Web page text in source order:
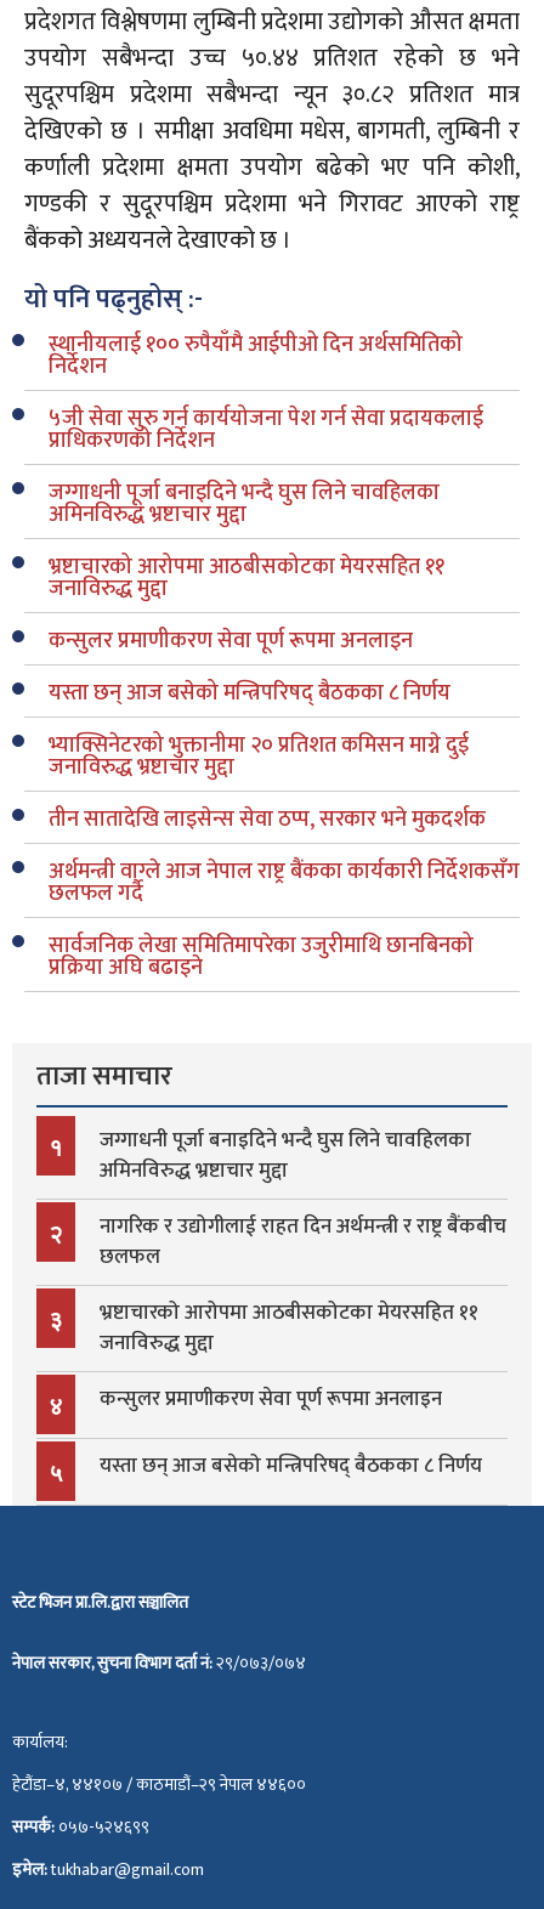
प्रदेशगत विश्लेषणमा लुम्बिनी प्रदेशमा उद्योगको औसत क्षमता
उपयोग सबैभन्दा उच्च ५०.४४ प्रतिशत रहेको छ भने
सुदूरपश्चिम प्रदेशमा सबैभन्दा न्यून ३०.८२ प्रतिशत मात्र
देखिएको छ । समीक्षा अवधिमा मधेस, बागमती, लुम्बिनी र
कर्णाली प्रदेशमा क्षमता उपयोग बढेको भए पनि कोशी,
गण्डकी र सुदूरपश्चिम प्रदेशमा भने गिरावट आएको राष्ट्र
बैंकको अध्ययनले देखाएको छ ।
यो पनि पढ्नुहोस् :-
स्थानीयलाई १०० रुपैयाँमै आईपीओ दिन अर्थसमितिको
निर्देशन
५जी सेवा सुरु गर्न कार्ययोजना पेश गर्न सेवा प्रदायकलाई
प्राधिकरणको निर्देशन
जग्गाधनी पूर्जा बनाइदिने भन्दै घुस लिने चावहिलका
अमिनविरुद्ध भ्रष्टाचार मुद्दा
भ्रष्टाचारको आरोपमा आठबीसकोटका मेयरसहित ११
जनाविरुद्ध मुद्दा
कन्सुलर प्रमाणीकरण सेवा पूर्ण रूपमा अनलाइन
यस्ता छन् आज बसेको मन्त्रिपरिषद् बैठकका ८ निर्णय
भ्याक्सिनेटरको भुक्तानीमा २० प्रतिशत कमिसन माग्ने दुई
जनाविरुद्ध भ्रष्टाचार मुद्दा
तीन सातादेखि लाइसेन्स सेवा ठप्प, सरकार भने मुकदर्शक
अर्थमन्त्री वाग्ले आज नेपाल राष्ट्र बैंकका कार्यकारी निर्देशकसँग
छलफल गर्दै
सार्वजनिक लेखा समितिमापरेका उजुरीमाथि छानबिनको
प्रक्रिया अघि बढाइने
ताजा समाचार
१
जग्गाधनी पूर्जा बनाइदिने भन्दै घुस लिने चावहिलका
अमिनविरुद्ध भ्रष्टाचार मुद्दा
२
नागरिक र उद्योगीलाई राहत दिन अर्थमन्त्री र राष्ट्र बैंकबीच
छलफल
३
भ्रष्टाचारको आरोपमा आठबीसकोटका मेयरसहित ११
जनाविरुद्ध मुद्दा
४ कन्सुलर प्रमाणीकरण सेवा पूर्ण रूपमा अनलाइन
५ यस्ता छन् आज बसेको मन्त्रिपरिषद् बैठकका ८ निर्णय
स्टेट भिजन प्रा.लि.द्वारा सञ्चालित
नेपाल सरकार, सुचना विभाग दर्ता नं:२९/०७३/०७४
कार्यालय:
हेटौंडा–४, ४४१०७ / काठमाडौं–२९ नेपाल ४४६००
सम्पर्क:०५७-५२४६९९
इमेल:tukhabar@gmail.com